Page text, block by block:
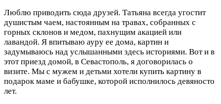
Люблю приводить сюда друзей. Татьяна всегда угостит
душистым чаем, настоянным на травах, собранных с
горных склонов и медом, пахнущим акацией или
лавандой. Я впитываю ауру ее дома, картин и
задумываюсь над услышанными здесь историями. Вот и в
этот приезд домой, в Севастополь, я договорилась о
визите. Мы с мужем и детьми хотели купить картину в
подарок маме и бабушке, которой исполнилось девяносто
лет.